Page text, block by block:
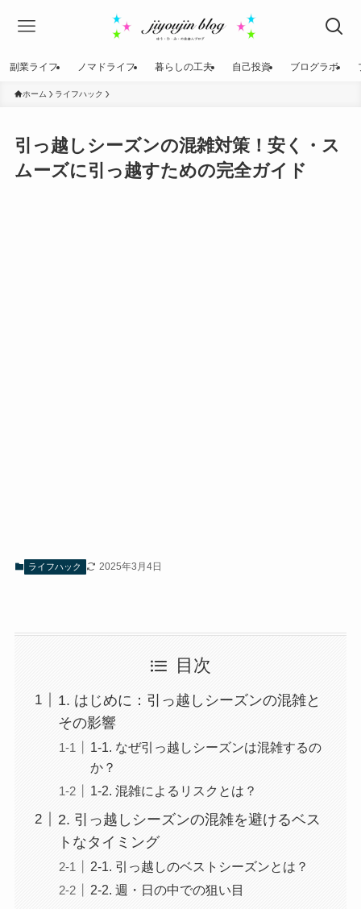
副業ライフ ノマドライフ 暮らしの工夫 自己投資 ブログラボ
ホーム ライフハック
引っ越しシーズンの混雑対策！安く・ス
ムーズに引っ越すための完全ガイド
ライフハック 2025年3月4日
目次
1. はじめに：引っ越しシーズンの混雑と
その影響
1-1. なぜ引っ越しシーズンは混雑するの
か？
1-2. 混雑によるリスクとは？
2. 引っ越しシーズンの混雑を避けるベス
トなタイミング
2-1. 引っ越しのベストシーズンとは？
2-2. 週・日の中での狙い目